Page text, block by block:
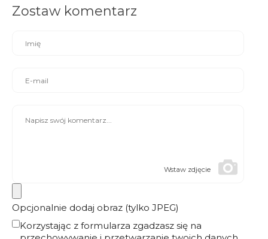
Zostaw komentarz
Wstaw zdjęcie
Opcjonalnie dodaj obraz (tylko JPEG)
Korzystając z formularza zgadzasz się na